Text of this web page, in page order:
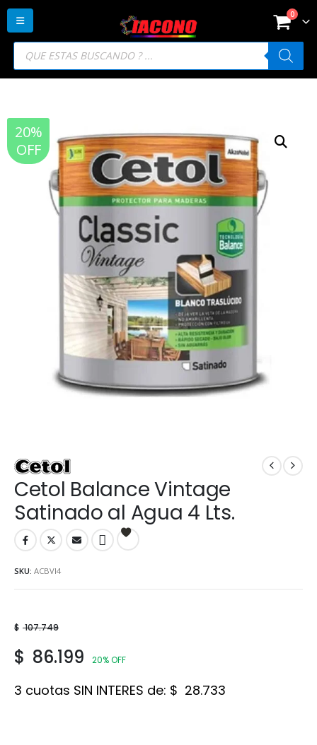
Búsqueda
productos
0
20%
OFF
Cetol Balance Vintage
Satinado al Agua 4 Lts.
SKU: ACBVI4
$ 107.749
$ 86.199 20% OFF
3 cuotas SIN INTERES de: $ 28.733